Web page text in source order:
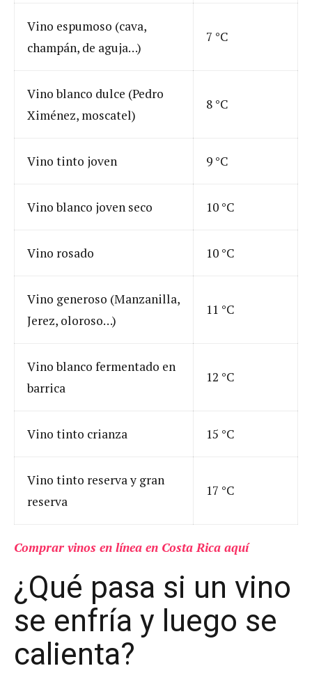
Vino espumoso (cava,
champán, de aguja…)
7 °C
Vino blanco dulce (Pedro
Ximénez, moscatel)
8 °C
Vino tinto joven 9 °C
Vino blanco joven seco 10 °C
Vino rosado 10 °C
Vino generoso (Manzanilla,
Jerez, oloroso…)
11 °C
Vino blanco fermentado en
barrica
12 °C
Vino tinto crianza 15 °C
Vino tinto reserva y gran
reserva
17 °C
Comprar vinos en línea en Costa Rica aquí
¿Qué pasa si un vino
se enfría y luego se
calienta?